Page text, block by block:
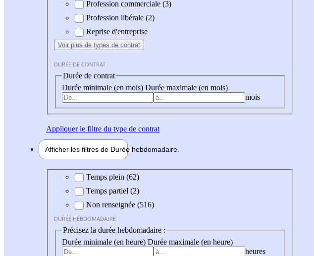
Profession commerciale (3)
Profession libérale (2)
Reprise d'entreprise
Voir plus de types de contrat
DURÉE DE CONTRAT
Durée de contrat
Durée minimale (en mois) Durée maximale (en mois)
mois
Appliquerle filtre du type de contrat
Afficher les filtres de Durée hebdomadaire
Durée hebdomadaire
Temps plein (62)
Temps partiel (2)
Non renseignée (516)
DURÉE HEBDOMADAIRE
Précisez la durée hebdomadaire :
Durée minimale (en heure) Durée maximale (en heure)
heures